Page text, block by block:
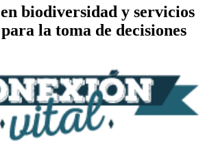
biodiversidad y servicios
la toma de decisiones